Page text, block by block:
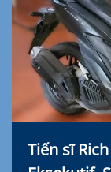
Tiến sĩ